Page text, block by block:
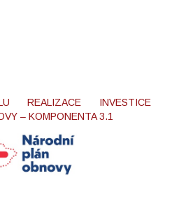
REALIZACE INVESTICE
– KOMPONENTA 3.1